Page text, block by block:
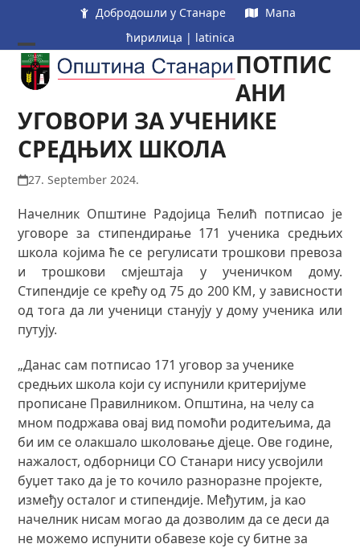
content
Добродошли у Станаре
Мапа
ћирилица | latinica
Open
mobile
menu
Close
mobile
menu
ПОТПИС
АНИ
УГОВОРИ ЗА УЧЕНИКЕ
СРЕДЊИХ ШКОЛА
27. September 2024.
Начелник Општине Радојица Ћелић потписао је
уговоре за стипендирање 171 ученика средњих
школа којима ће се регулисати трошкови превоза
и трошкови смјештаја у ученичком дому.
Стипендије се крећу од 75 до 200 КМ, у зависности
од тога да ли ученици станују у дому ученика или
путују.
„Данас сам потписао 171 уговор за ученике
средњих школа који су испунили критеријуме
прописане Правилником. Општина, на челу са
мном подржава овај вид помоћи родитељима, да
би им се олакшало школовање дјеце. Ове године,
нажалост, одборници СО Станари нису усвојили
буџет тако да је то кочило разноразне пројекте,
између осталог и стипендије. Међутим, ја као
начелник нисам могао да дозволим да се деси да
не можемо испунити обавезе које су битне за